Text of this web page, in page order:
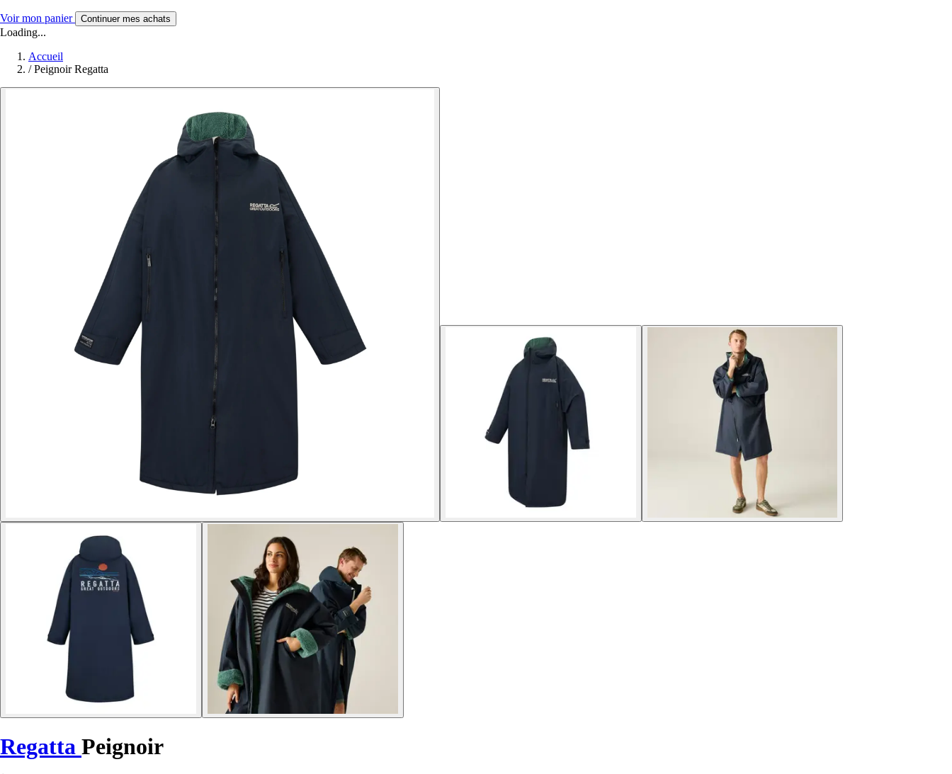
Voir mon panier Continuer mes achats
Loading...
Accueil
/ Peignoir Regatta
Regatta Peignoir